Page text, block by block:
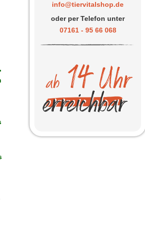
info@tiervitalshop.de
oder per Telefon unter
07161 - 95 66 068